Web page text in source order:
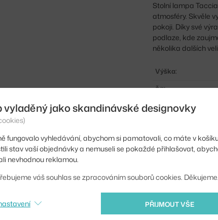
Stolní lampa
atmosféry. Skvěle
pokoji. Díky své
podlaze, kde
několika dalších
Výška:
Šířka:
Šířka stínítka:
Materiál:
Krytí:
Hlavní materiál:
vyladěný jako skandinávské designovky
fungovalo vyhledávání, abychom si pamatovali, co máte v
stav vaší objednávky a nemuseli se pokaždé přihlašovat,
nevhodnou reklamou.
váš souhlas se zpracováním souborů cookies. Děkujeme.
PŘIJMOUT VŠE